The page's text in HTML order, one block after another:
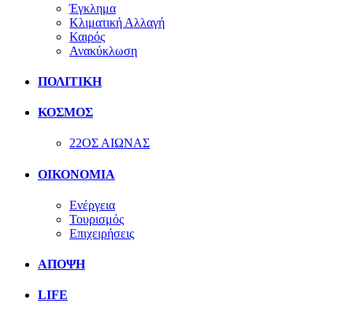
Έγκλημα
Κλιματική Αλλαγή
Καιρός
Ανακύκλωση
ΠΟΛΙΤΙΚΗ
ΚΟΣΜΟΣ
22ΟΣ ΑΙΩΝΑΣ
ΟΙΚΟΝΟΜΙΑ
Ενέργεια
Τουρισμός
Επιχειρήσεις
ΑΠΟΨΗ
LIFE